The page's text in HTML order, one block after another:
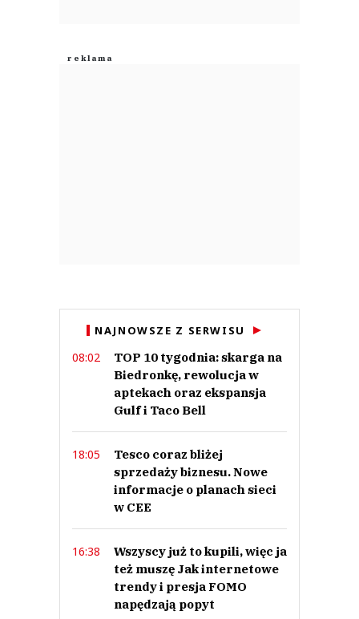
NAJNOWSZE Z SERWISU
08:02
TOP 10 tygodnia: skarga na
Biedronkę, rewolucja w
aptekach oraz ekspansja
Gulf i Taco Bell
18:05
Tesco coraz bliżej
sprzedaży biznesu. Nowe
informacje o planach sieci
w CEE
16:38
Wszyscy już to kupili, więc ja
też muszę Jak internetowe
trendy i presja FOMO
napędzają popyt